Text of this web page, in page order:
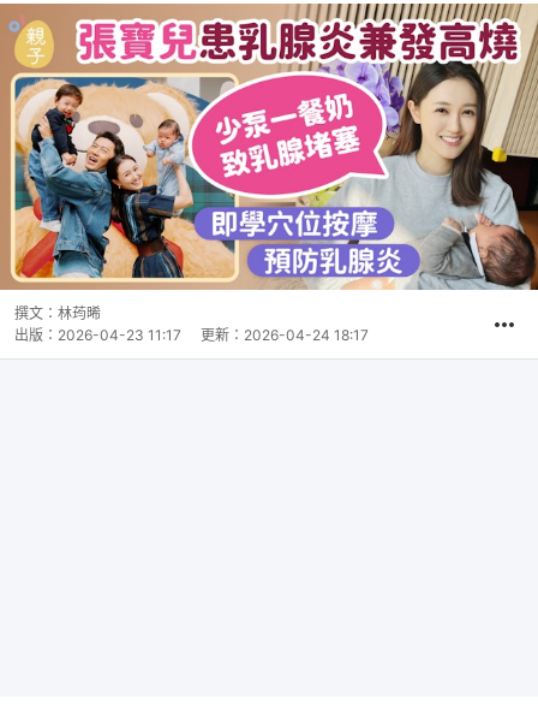
撰文： 林荺晞
出版： 2026-04-23 11:17 更新： 2026-04-24 18:17